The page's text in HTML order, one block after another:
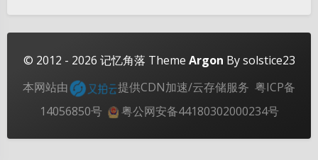
关闭 日落 暗化 灰度
© 2012 - 2026 记忆角落 Theme Argon By solstice23
本网站由
提供CDN加速/云存储服务 粤ICP备
14056850号
粤公网安备44180302000234号